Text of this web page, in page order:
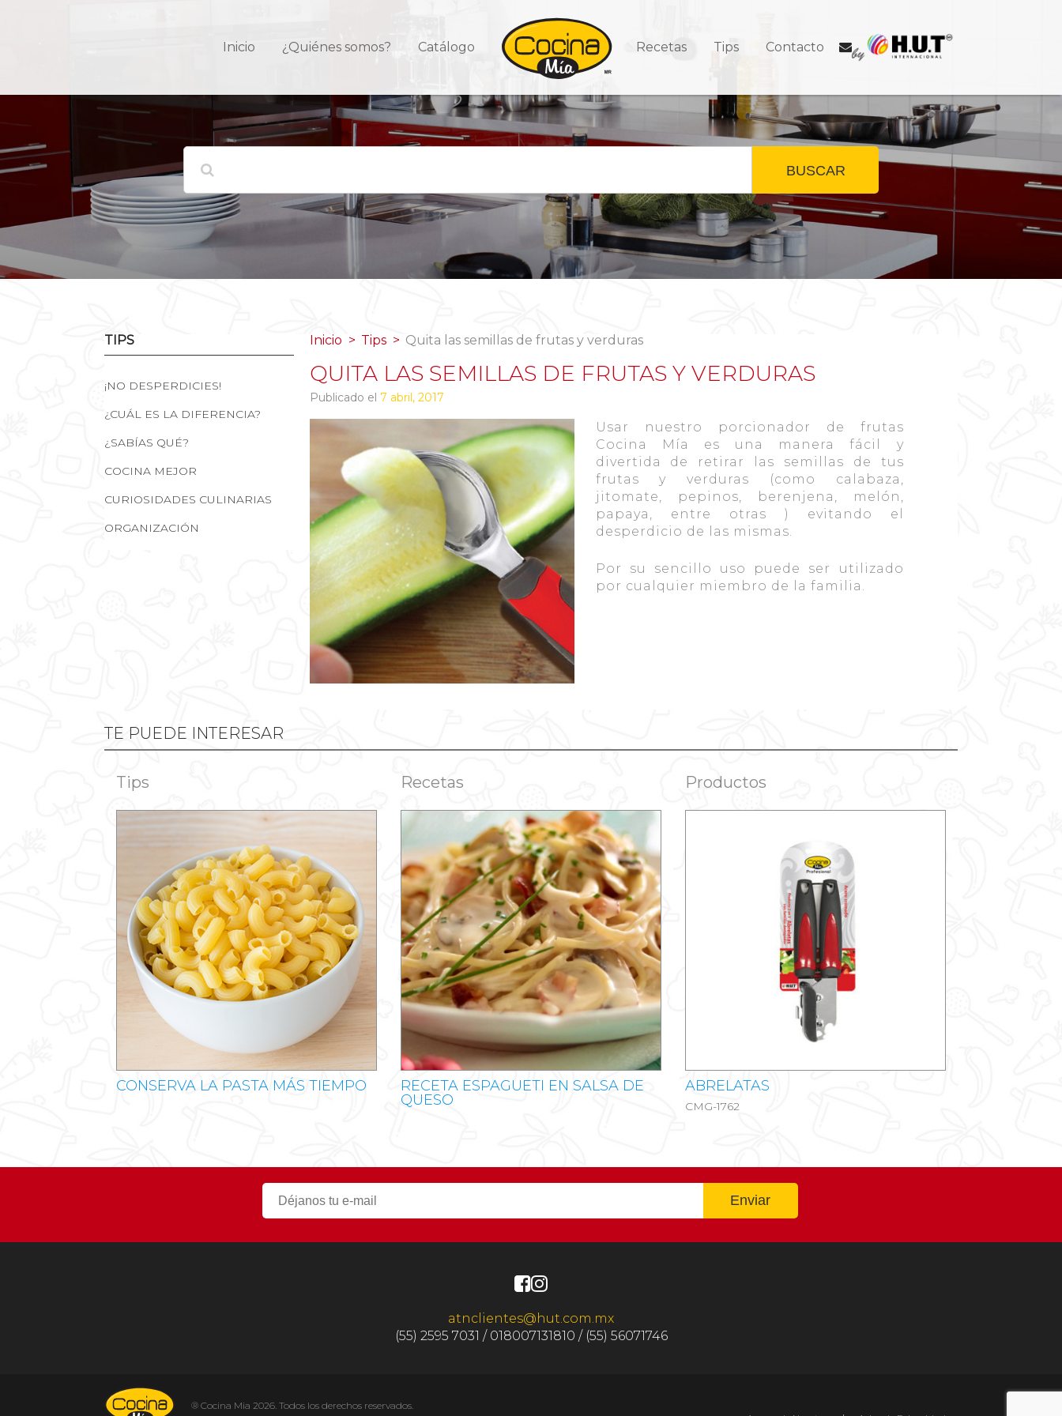
Inicio ¿Quiénes somos? Catálogo Recetas Tips Contacto
BUSCAR
TIPS
¡NO DESPERDICIES!
¿CUÁL ES LA DIFERENCIA?
¿SABÍAS QUÉ?
COCINA MEJOR
CURIOSIDADES CULINARIAS
ORGANIZACIÓN
Inicio Tips Quita las semillas de frutas y verduras
QUITA LAS SEMILLAS DE FRUTAS Y VERDURAS
Publicado el 7 abril, 2017
Usar nuestro porcionador de frutas
Cocina Mía es una manera fácil y
divertida de retirar las semillas de tus
frutas y verduras (como calabaza,
jitomate, pepinos, berenjena, melón,
papaya, entre otras ) evitando el
desperdicio de las mismas.
Por su sencillo uso puede ser utilizado
por cualquier miembro de la familia.
TE PUEDE INTERESAR
Tips
CONSERVA LA PASTA MÁS TIEMPO
Recetas
RECETA ESPAGUETI EN SALSA DE
QUESO
Productos
ABRELATAS
CMG-1762
atnclientes@hut.com.mx
(55) 2595 7031 / 018007131810 / (55) 56071746
® Cocina Mia 2026. Todos los derechos reservados.